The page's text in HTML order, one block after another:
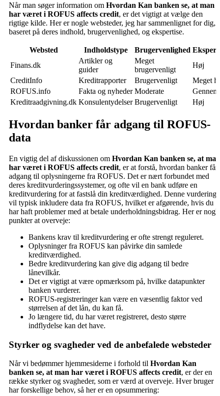
Når man søger information om Hvordan Kan banken se, at man
har været i ROFUS affects credit, er det vigtigt at vælge den
rigtige kilde. Her er nogle websteder, jeg har sammenlignet for dig,
baseret på deres indhold, brugervenlighed, og ekspertise.
Websted Indholdstype Brugervenlighed
Finans.dk
Artikler og
guider
Meget
brugervenligt
Høj
CreditInfo
Kreditrapporter Brugervenligt
Meget
ROFUS.info
Fakta og nyheder Moderate
Kreditraadgivning.dk Konsulentydelser Brugervenligt Høj
Hvordan banker får adgang til ROFUS-
data
En vigtig del af diskussionen om Hvordan Kan banken se, at man
har været i ROFUS affects credit, er at forstå, hvordan banker får
adgang til oplysningerne fra ROFUS. Det er nært forbundet med
deres kreditvurderingssystemer, og ofte vil en bank udføre en
kreditvurdering for at fastslå din kreditværdighed. Denne vurdering
vil typisk inkludere data fra ROFUS, hvilket er afgørende, hvis du
har haft problemer med at betale underholdningsbidrag. Her er
punkter at overveje:
Bankens krav til kreditvurdering er ofte strengt reguleret.
Oplysninger fra ROFUS kan påvirke din samlede
kreditværdighed.
Bedre kreditvurdering kan give dig adgang til bedre
lånevilkår.
Det er vigtigt at være opmærksom på, hvilke datapunkter
banken vurderer.
ROFUS-registreringer kan være en væsentlig faktor ved
størrelsen af det lån, du kan få.
Jo længere tid, du har været registreret, desto større
indflydelse kan det have.
Styrker og svagheder ved de anbefalede websteder
Når vi bedømmer hjemmesiderne i forhold til Hvordan Kan
banken se, at man har været i ROFUS affects credit, er der en
række styrker og svagheder, som er værd at overveje. Hver bruger
har forskellige behov, så her er en opsummering: